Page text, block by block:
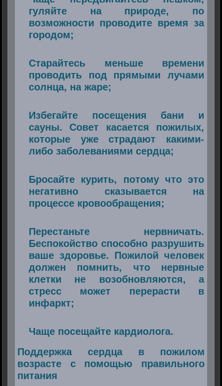
гуляйте на природе, по
возможности проводите время за
городом;
Старайтесь меньше времени
проводить под прямыми лучами
солнца, на жаре;
Избегайте посещения бани и
сауны. Совет касается пожилых,
которые уже страдают какими-
либо заболеваниями сердца;
Бросайте курить, потому что это
негативно сказывается на
процессе кровообращения;
Перестаньте нервничать.
Беспокойство способно разрушить
ваше здоровье. Пожилой человек
должен помнить, что нервные
клетки не возобновляются, а
стресс может перерасти в
инфаркт;
Чаще посещайте кардиолога.
Поддержка сердца в пожилом
возрасте с помощью правильного
питания